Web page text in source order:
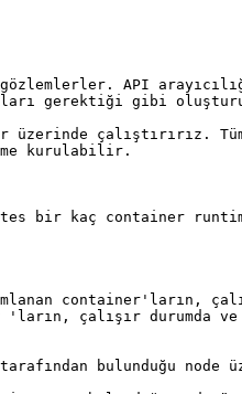
API
gerektiği gibi
üzerinde
kurulabilir.
bir kaç container
container'ların,
çalışır durumda ve
bulunduğu node